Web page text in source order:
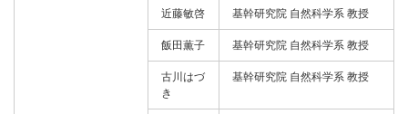
近藤敏啓 基幹研究院 自然科学系 教授
飯田薫子 基幹研究院 自然科学系 教授
古川はづ
き
基幹研究院 自然科学系 教授